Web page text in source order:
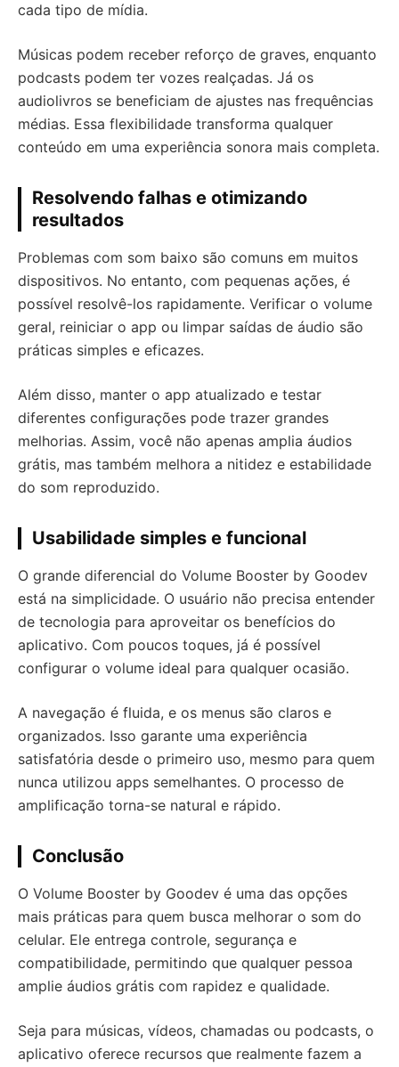
cada tipo de mídia.
Músicas podem receber reforço de graves, enquanto
podcasts podem ter vozes realçadas. Já os
audiolivros se beneficiam de ajustes nas frequências
médias. Essa flexibilidade transforma qualquer
conteúdo em uma experiência sonora mais completa.
Resolvendo falhas e otimizando
resultados
Problemas com som baixo são comuns em muitos
dispositivos. No entanto, com pequenas ações, é
possível resolvê-los rapidamente. Verificar o volume
geral, reiniciar o app ou limpar saídas de áudio são
práticas simples e eficazes.
Além disso, manter o app atualizado e testar
diferentes configurações pode trazer grandes
melhorias. Assim, você não apenas amplia áudios
grátis, mas também melhora a nitidez e estabilidade
do som reproduzido.
Usabilidade simples e funcional
O grande diferencial do Volume Booster by Goodev
está na simplicidade. O usuário não precisa entender
de tecnologia para aproveitar os benefícios do
aplicativo. Com poucos toques, já é possível
configurar o volume ideal para qualquer ocasião.
A navegação é fluida, e os menus são claros e
organizados. Isso garante uma experiência
satisfatória desde o primeiro uso, mesmo para quem
nunca utilizou apps semelhantes. O processo de
amplificação torna-se natural e rápido.
Conclusão
O Volume Booster by Goodev é uma das opções
mais práticas para quem busca melhorar o som do
celular. Ele entrega controle, segurança e
compatibilidade, permitindo que qualquer pessoa
amplie áudios grátis com rapidez e qualidade.
Seja para músicas, vídeos, chamadas ou podcasts, o
aplicativo oferece recursos que realmente fazem a